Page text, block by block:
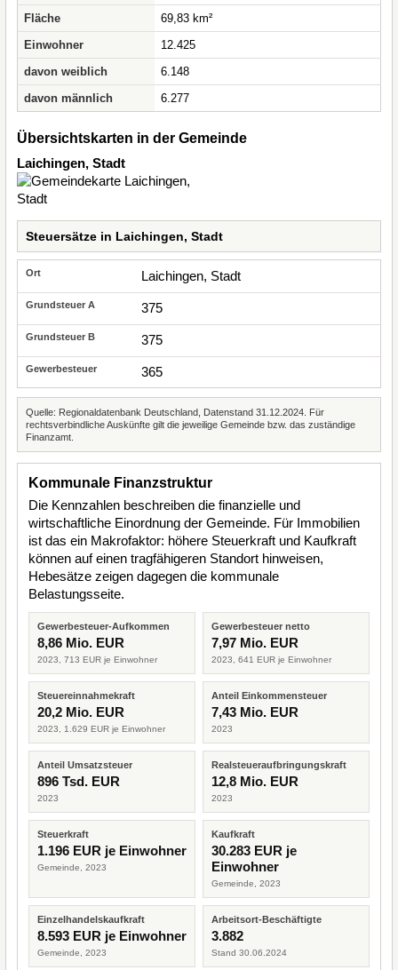
Fläche
69,83 km²
Einwohner
12.425
davon weiblich
6.148
davon männlich
6.277
Übersichtskarten in der Gemeinde
Laichingen, Stadt
Steuersätze in Laichingen, Stadt
Laichingen, Stadt
375
375
365
Quelle: Regionaldatenbank Deutschland, Datenstand 31.12.2024. Für
rechtsverbindliche Auskünfte gilt die jeweilige Gemeinde bzw. das zuständige
Finanzamt.
Kommunale Finanzstruktur
Die Kennzahlen beschreiben die finanzielle und
wirtschaftliche Einordnung der Gemeinde. Für Immobilien
ist das ein Makrofaktor: höhere Steuerkraft und Kaufkraft
können auf einen tragfähigeren Standort hinweisen,
Hebesätze zeigen dagegen die kommunale
Belastungsseite.
Gewerbesteuer-Aufkommen
8,86 Mio. EUR
2023, 713 EUR je Einwohner
Gewerbesteuer netto
7,97 Mio. EUR
2023, 641 EUR je Einwohner
Steuereinnahmekraft
20,2 Mio. EUR
2023, 1.629 EUR je Einwohner
Anteil Einkommensteuer
7,43 Mio. EUR
2023
Anteil Umsatzsteuer
896 Tsd. EUR
2023
Realsteueraufbringungskraft
12,8 Mio. EUR
2023
Steuerkraft
1.196 EUR je Einwohner
Gemeinde, 2023
Kaufkraft
30.283 EUR je
Einwohner
Gemeinde, 2023
Einzelhandelskaufkraft
8.593 EUR je Einwohner
Gemeinde, 2023
Arbeitsort-Beschäftigte
3.882
Stand 30.06.2024